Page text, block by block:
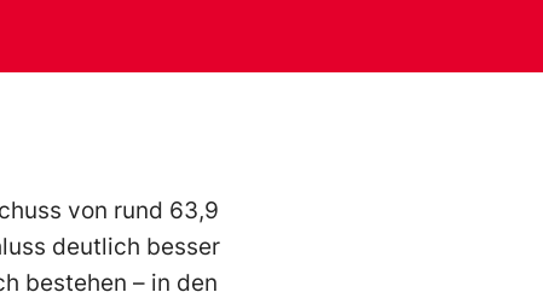
von rund 63,9
deutlich besser
bestehen – in den